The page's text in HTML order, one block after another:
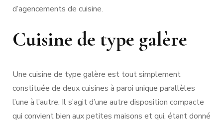
d’agencements de cuisine.
Cuisine de type galère
Une cuisine de type galère est tout simplement
constituée de deux cuisines à paroi unique parallèles
l’une à l’autre. Il s’agit d’une autre disposition compacte
qui convient bien aux petites maisons et qui, étant donné